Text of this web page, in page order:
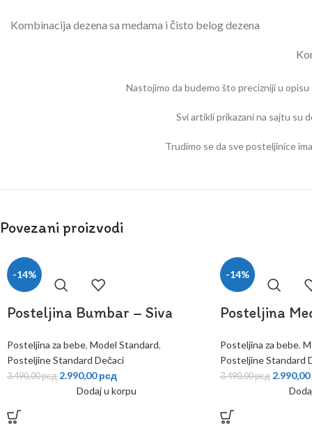
Kombinacija dezena sa medama i čisto belog dezena
Nastojimo da budemo što precizniji u
Svi artikli prikazani na sajtu su
Trudimo se da sve posteljinice
Povezani proizvodi
-14%
Posteljina Bumbar – Siva
Posteljina za bebe, Model Standard,
Posteljine Standard Dečaci
3.490,00рсд 2.990,00рсд
Dodaj u korpu
-14%
Posteljina
Posteljina za bebe,
Posteljine Standard
3.490,00рсд 2.990,00